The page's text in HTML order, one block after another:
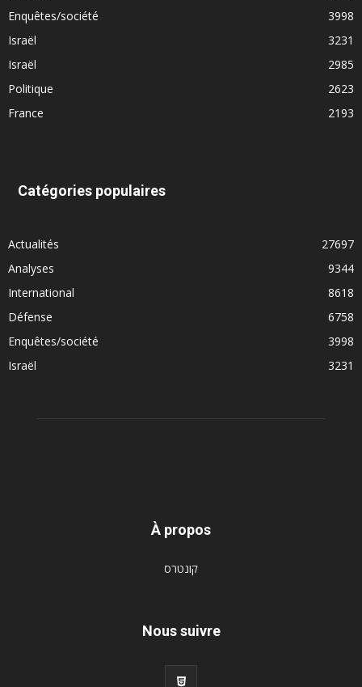
Enquêtes/société
3998
Israël
3231
Israël
2985
Politique
2623
France
2193
Catégories populaires
Actualités
27697
Analyses
9344
International
8618
Défense
6758
Enquêtes/société
3998
Israël
3231
À propos
קונטרס
Nous suivre